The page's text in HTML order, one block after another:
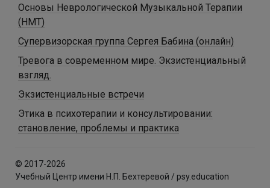
Основы Неврологической Музыкальной Терапии
(НМТ)
Супервизорская группа Сергея Бабина (онлайн)
Тревога в современном мире. Экзистенциальный
взгляд.
Экзистенциальные встречи
Этика в психотерапии и консультировании:
становление, проблемы и практика
© 2017-2026
Учебный Центр имени Н.П. Бехтеревой / psy.education